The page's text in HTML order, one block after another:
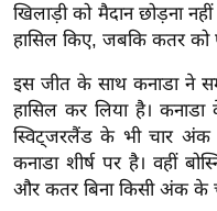
व
र्ल्ड
न्यू
ज
ब्री
फ
म
खिलाड़ी को मैदान छोड़ना
हासिल किए, जबकि कतर को
इस जीत के साथ कनाडा ने
हासिल कर लिया है।
स्विट्जरलैंड के भी चार
कनाडा शीर्ष पर है। वहीं
और कतर बिना किसी अंक के